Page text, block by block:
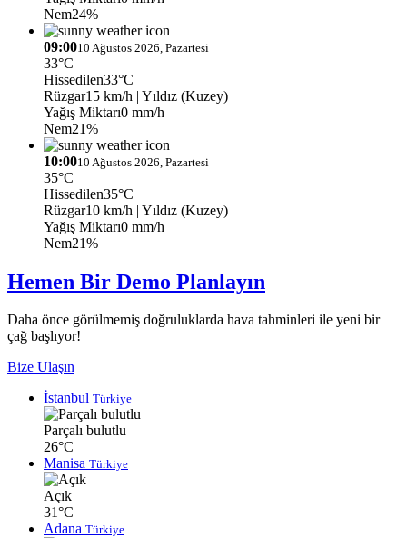
Nem24%
09:0010 Ağustos 2026, Pazartesi
33°C
Hissedilen33°C
Rüzgar15 km/h | Yıldız (Kuzey)
Yağış Miktarı0 mm/h
Nem21%
10:0010 Ağustos 2026, Pazartesi
35°C
Hissedilen35°C
Rüzgar10 km/h | Yıldız (Kuzey)
Yağış Miktarı0 mm/h
Nem21%
Hemen Bir Demo Planlayın
Daha önce görülmemiş doğruluklarda hava tahminleri ile yeni bir
çağ başlıyor!
Bize Ulaşın
İstanbul Türkiye
Parçalı bulutlu
26°C
Manisa Türkiye
Açık
31°C
Adana Türkiye